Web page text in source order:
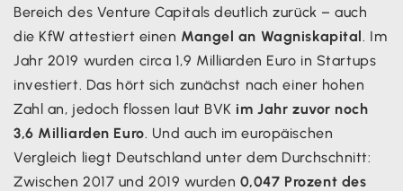
Bereich des Venture Capitals deutlich zurück – auch
die KfW attestiert einen Mangel an Wagniskapital. Im
Jahr 2019 wurden circa 1,9 Milliarden Euro in Startups
investiert. Das hört sich zunächst nach einer hohen
Zahl an, jedoch flossen laut BVK im Jahr zuvor noch
3,6 Milliarden Euro. Und auch im europäischen
Vergleich liegt Deutschland unter dem Durchschnitt:
Zwischen 2017 und 2019 wurden 0,047 Prozent des